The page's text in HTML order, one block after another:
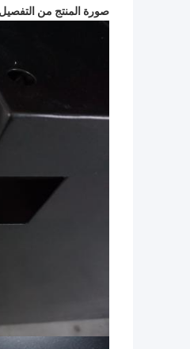
صورة المنتج من